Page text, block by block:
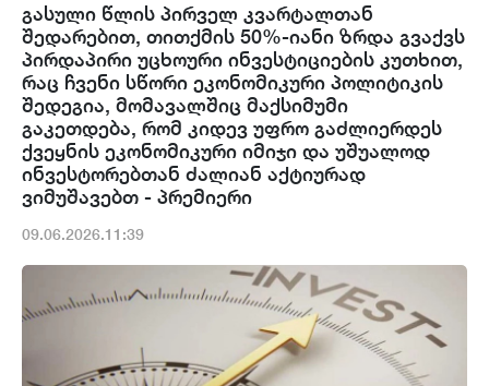
გასული წლის პირველ კვარტალთან
შედარებით, თითქმის 50%-იანი ზრდა გვაქვს
პირდაპირი უცხოური ინვესტიციების კუთხით,
რაც ჩვენი სწორი ეკონომიკური პოლიტიკის
შედეგია, მომავალშიც მაქსიმუმი
გაკეთდება, რომ კიდევ უფრო გაძლიერდეს
ქვეყნის ეკონომიკური იმიჯი და უშუალოდ
ინვესტორებთან ძალიან აქტიურად
ვიმუშავებთ - პრემიერი
09.06.2026.11:39